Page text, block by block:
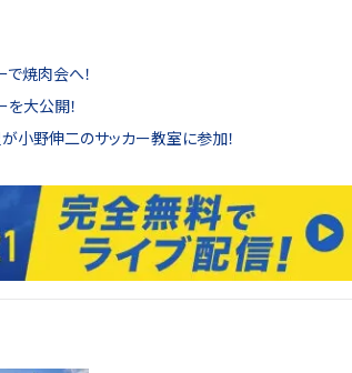
で焼肉会へ！
を大公開！
が小野伸二のサッカー教室に参加！